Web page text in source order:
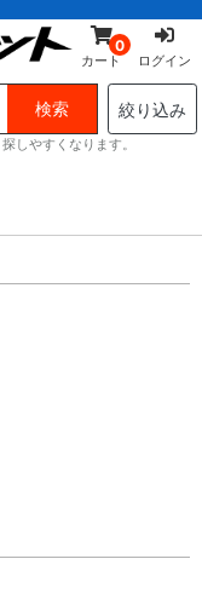
0
カート ログイン
絞り込み
しやすくなります。